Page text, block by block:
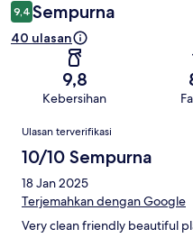
9,4 Sempurna
40 ulasan
9,8
Kebersihan
Ulasan
Ulasan terverifikasi
10/10 Sempurna
18 Jan 2025
Terjemahkan dengan Google
Very clean friendly beautiful